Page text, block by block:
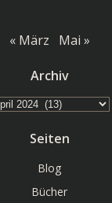
« März Mai »
Archiv
Seiten
Blog
Bücher